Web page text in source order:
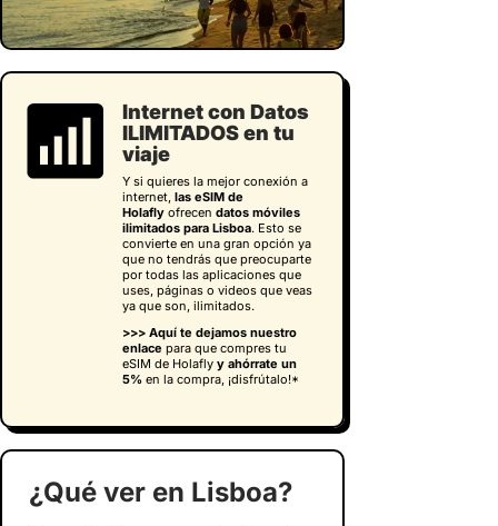
Internet con Datos
ILIMITADOS en tu
viaje
Y si quieres la mejor conexión a
internet, las eSIM de
Holaflyofrecen datos móviles
ilimitados para Lisboa. Esto se
convierte en una gran opción ya
que no tendrás que preocuparte
por todas las aplicaciones que
uses, páginas o videos que veas
ya que son, ilimitados.
>>> Aquí te dejamos nuestro
enlace para que compres tu
eSIM de Holafly y ahórrate un
5%en la compra, ¡disfrútalo!*
¿Qué ver en Lisboa?